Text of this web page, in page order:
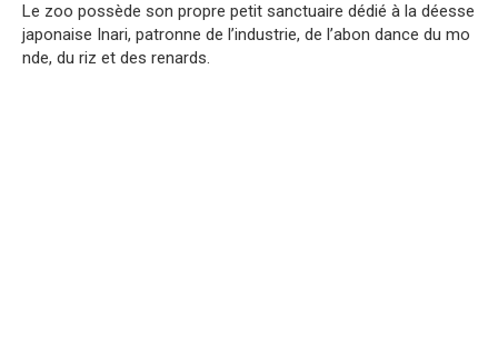
Le zoo possède son propre petit sanctuaire dédié à la déesse
japonaise Inari, patronne de l’industrie, de l’abon dance du mo
nde, du riz et des renards.